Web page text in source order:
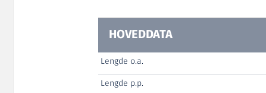
HOVEDDATA
Lengde o.a.
Lengde p.p.